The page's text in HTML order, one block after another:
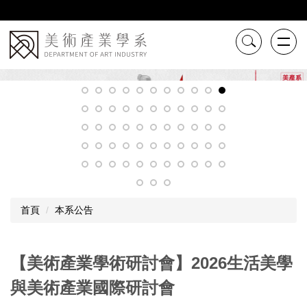
到
主
要
內
容
首頁 本系公告
【美術產業學術研討會】2026生活美學
與美術產業國際研討會